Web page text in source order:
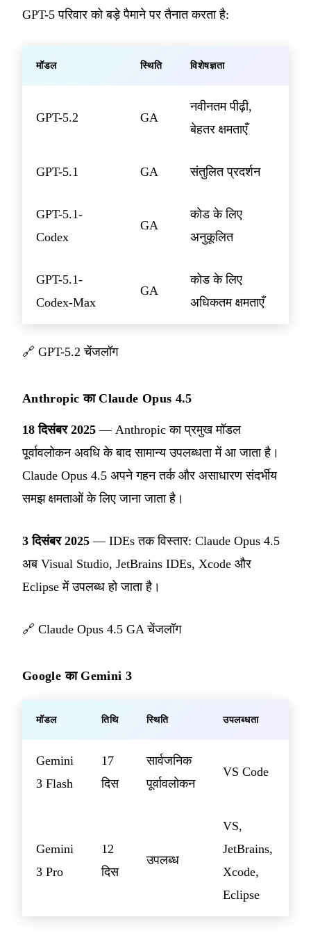
GPT-5 परिवार को बड़े पैमाने पर तैनात करता है:
मॉडल स्थिति विशेषज्ञता
GPT-5.2 GA
नवीनतम पीढ़ी,
बेहतर क्षमताएँ
GPT-5.1 GA संतुलित प्रदर्शन
GPT-5.1-
Codex
GA
कोड के लिए
अनुकूलित
GPT-5.1-
Codex-Max
GA
कोड के लिए
अधिकतम क्षमताएँ
🔗 GPT-5.2 चेंजलॉग
Anthropic का Claude Opus 4.5
18 दिसंबर 2025 — Anthropic का प्रमुख मॉडल
पूर्वावलोकन अवधि के बाद सामान्य उपलब्धता में आ जाता है।
Claude Opus 4.5 अपने गहन तर्क और असाधारण संदर्भीय
समझ क्षमताओं के लिए जाना जाता है।
3 दिसंबर 2025 — IDEs तक विस्तार: Claude Opus 4.5
अब Visual Studio, JetBrains IDEs, Xcode और
Eclipse में उपलब्ध हो जाता है।
🔗 Claude Opus 4.5 GA चेंजलॉग
Google का Gemini 3
मॉडल तिथि स्थिति उपलब्धता
Gemini
3 Flash
17
दिस
सार्वजनिक
पूर्वावलोकन
VS Code
Gemini
3 Pro
12
दिस
उपलब्ध
VS,
JetBrains,
Xcode,
Eclipse